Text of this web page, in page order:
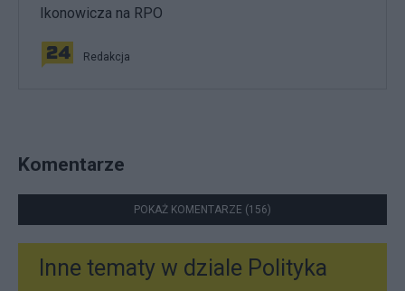
Ikonowicza na RPO
Redakcja
Komentarze
POKAŻ KOMENTARZE (156)
Inne tematy w dziale Polityka